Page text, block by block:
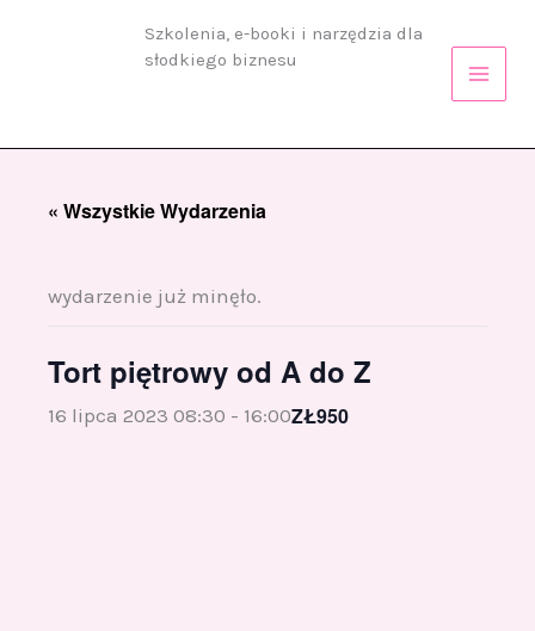
Szkolenia, e-booki i narzędzia dla
słodkiego biznesu
« Wszystkie Wydarzenia
wydarzenie już minęło.
Tort piętrowy od A do Z
16 lipca 2023 08:30 - 16:00ZŁ950